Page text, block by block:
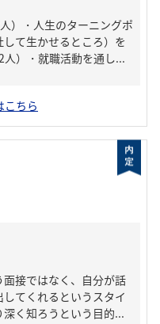
）・人生のターニングポ
て生かせるところ）を
）・就職活動を通し...
こちら
接ではなく、自分が話
てくれるというスタイ
く知ろうという目的...